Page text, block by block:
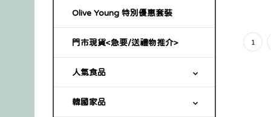
Olive Young 特別優惠套裝
門市現貨<急要/送禮物推介>
人氣食品
韓國家品
1